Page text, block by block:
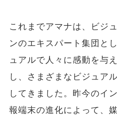
これまでアマナは、ビジ
ンのエキスパート集団と
ュアルで人々に感動を与
し、さまざまなビジュア
してきました。昨今のイ
報端末の進化によって、